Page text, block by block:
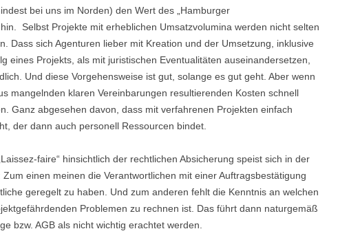
bei uns im Norden) den Wert des „Hamburger
Selbst Projekte mit erheblichen Umsatzvolumina werden nicht selten
Dass sich Agenturen lieber mit Kreation und der Umsetzung, inklusive
eines Projekts, als mit juristischen Eventualitäten auseinandersetzen,
Und diese Vorgehensweise ist gut, solange es gut geht. Aber wenn
mangelnden klaren Vereinbarungen resultierenden Kosten schnell
Ganz abgesehen davon, dass mit verfahrenen Projekten einfach
der dann auch personell Ressourcen bindet.
faire“ hinsichtlich der rechtlichen Absicherung speist sich in der
einen meinen die Verantwortlichen mit einer Auftragsbestätigung
geregelt zu haben. Und zum anderen fehlt die Kenntnis an welchen
Problemen zu rechnen ist. Das führt dann naturgemäß
bzw. AGB als nicht wichtig erachtet werden.